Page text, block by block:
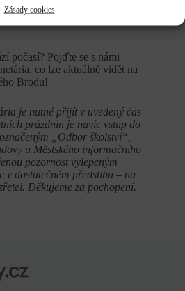
Zásady cookies
počasí? Pojďte se s námi
co lze aktuálně vidět na
Brodu!
je nutné přijít v uvedený čas
prázdnin je navíc vstup do
„Odbor školství“,
u Městského informačního
pozornost vylepeným
v dostatečném předstihu – na
Děkujeme za pochopení.